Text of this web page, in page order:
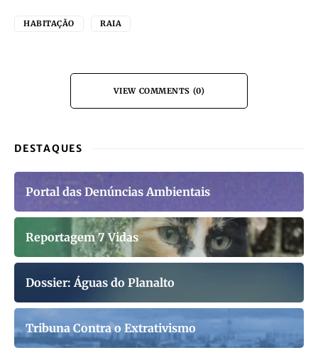
HABITAÇÃO RAIA
VIEW COMMENTS (0)
DESTAQUES
Portal das Denúncias Ambientais
Reportagem 7 Vidas
Dossier: Águas do Planalto
Tribuna Contra o Extrativismo